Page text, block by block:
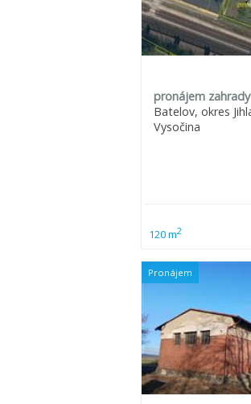
pronájem
Batelov, okres
Vysočina
120 m2
Pronájem